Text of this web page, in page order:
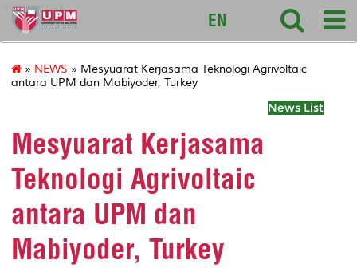
sciencepark
EN
» NEWS » Mesyuarat Kerjasama Teknologi Agrivoltaic
antara UPM dan Mabiyoder, Turkey
News List
Mesyuarat Kerjasama
Teknologi Agrivoltaic
antara UPM dan
Mabiyoder, Turkey